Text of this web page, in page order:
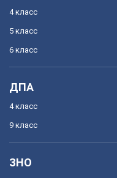
4 класс
5 класс
6 класс
ДПА
4 класс
9 класс
ЗНО